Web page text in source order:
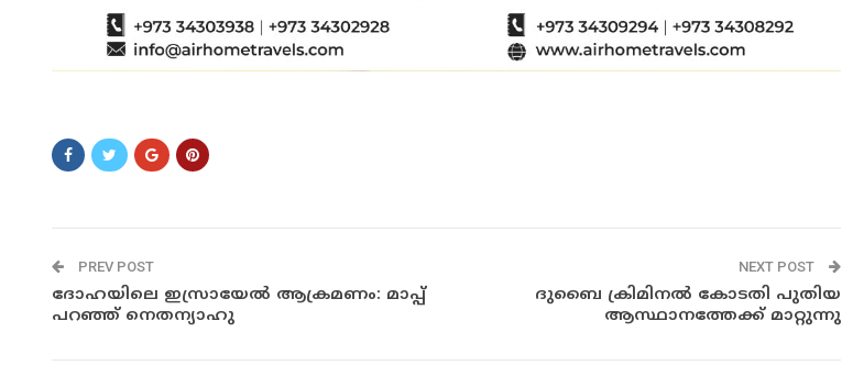
PREV POST
ദോഹയിലെ ഇസ്രായേൽ ആക്രമണം: മാപ്പ്
പറഞ്ഞ് നെതന്യാഹു
NEXT POST
ദുബൈ ക്രിമിനൽ കോടതി പുതിയ
ആസ്ഥാനത്തേക്ക് മാറ്റുന്നു